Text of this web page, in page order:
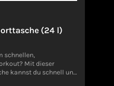
(24 l)
schnellen,
Mit dieser
kannst du schnell und